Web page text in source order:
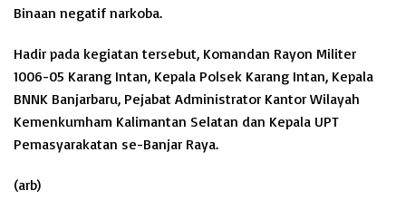
Binaan negatif narkoba.
Hadir pada kegiatan tersebut, Komandan Rayon Militer
1006-05 Karang Intan, Kepala Polsek Karang Intan, Kepala
BNNK Banjarbaru, Pejabat Administrator Kantor Wilayah
Kemenkumham Kalimantan Selatan dan Kepala UPT
Pemasyarakatan se-Banjar Raya.
(arb)